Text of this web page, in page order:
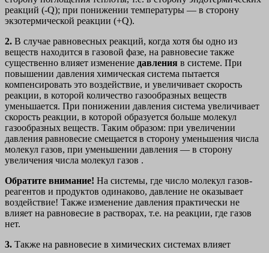
реакций (-Q); при понижении температуры — в сторону
экзотермической реакции (+Q).
2. В случае равновесных реакций, когда хотя бы одно из
веществ находится в газовой фазе, на равновесие также
существенно влияет изменение давления в системе. При
повышении давления химическая система пытается
компенсировать это воздействие, и увеличивает скорость
реакции, в которой количество газообразных веществ
уменьшается. При понижении давления система увеличивает
скорость реакции, в которой образуется больше молекул
газообразных веществ. Таким образом: при увеличении
давления равновесие смещается в сторону уменьшения числа
молекул газов, при уменьшении давления — в сторону
увеличения числа молекул газов .
Обратите внимание! На системы, где число молекул газов-
реагентов и продуктов одинаково, давление не оказывает
воздействие! Также изменение давления практически не
влияет на равновесие в растворах, т.е. на реакции, где газов
нет.
3. Также на равновесие в химических системах влияет